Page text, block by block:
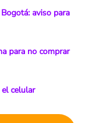
aviso para
para no comprar
celular